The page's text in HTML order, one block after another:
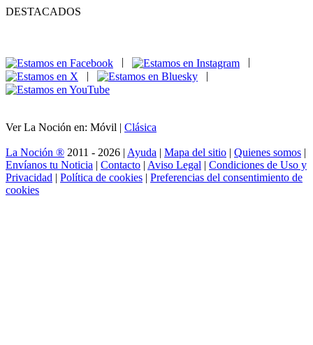
DESTACADOS
|
|
Ver La Noción en: Móvil | Clásica
La Noción ® 2011 - 2026 | Ayuda | Mapa del sitio | Quienes somos |
Envíanos tu Noticia | Contacto | Aviso Legal | Condiciones de Uso y
Privacidad | Política de cookies | Preferencias del consentimiento de
cookies